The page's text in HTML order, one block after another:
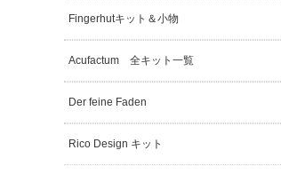
Fingerhutキット＆小物
Acufactum 全キット一覧
Der feine Faden
Rico Design キット